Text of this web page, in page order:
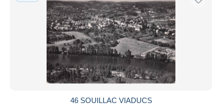
46 SOUILLAC VIADUCS